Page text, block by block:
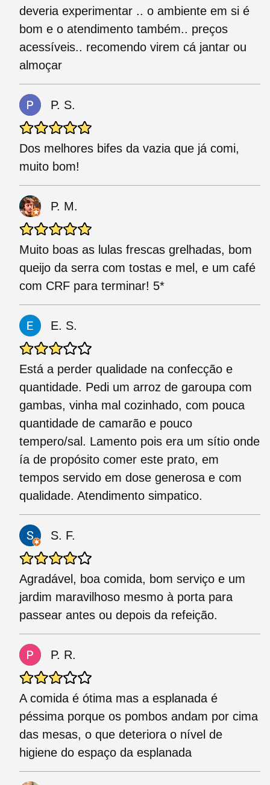
deveria experimentar .. o ambiente em si é
bom e o atendimento também.. preços
acessíveis.. recomendo virem cá jantar ou
almoçar
P. S.
Dos melhores bifes da vazia que já comi,
muito bom!
P. M.
Muito boas as lulas frescas grelhadas, bom
queijo da serra com tostas e mel, e um café
com CRF para terminar! 5*
E. S.
Está a perder qualidade na confecção e
quantidade. Pedi um arroz de garoupa com
gambas, vinha mal cozinhado, com pouca
quantidade de camarão e pouco
tempero/sal. Lamento pois era um sítio onde
ía de propósito comer este prato, em
tempos servido em dose generosa e com
qualidade. Atendimento simpatico.
S. F.
Agradável, boa comida, bom serviço e um
jardim maravilhoso mesmo à porta para
passear antes ou depois da refeição.
P. R.
A comida é ótima mas a esplanada é
péssima porque os pombos andam por cima
das mesas, o que deteriora o nível de
higiene do espaço da esplanada